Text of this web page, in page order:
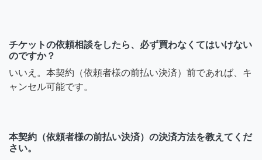
チケットの依頼相談をしたら、必ず買わなくてはいけない
のですか？
いいえ。本契約（依頼者様の前払い決済）前であれば、キ
ャンセル可能です。
本契約（依頼者様の前払い決済）の決済方法を教えてくだ
さい。